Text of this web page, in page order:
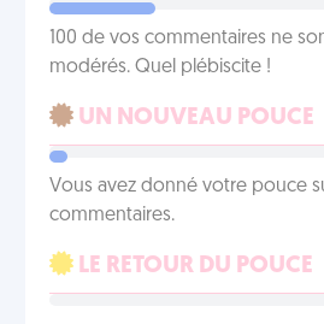
100 de vos commentaires ne
modérés. Quel plébiscite !
UN NOUVEAU POUCE
Vous avez donné votre pouce
commentaires.
LE RETOUR DU POUCE